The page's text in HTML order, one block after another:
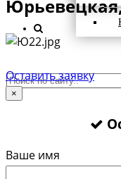
Оставить заявку
×
Ваше имя